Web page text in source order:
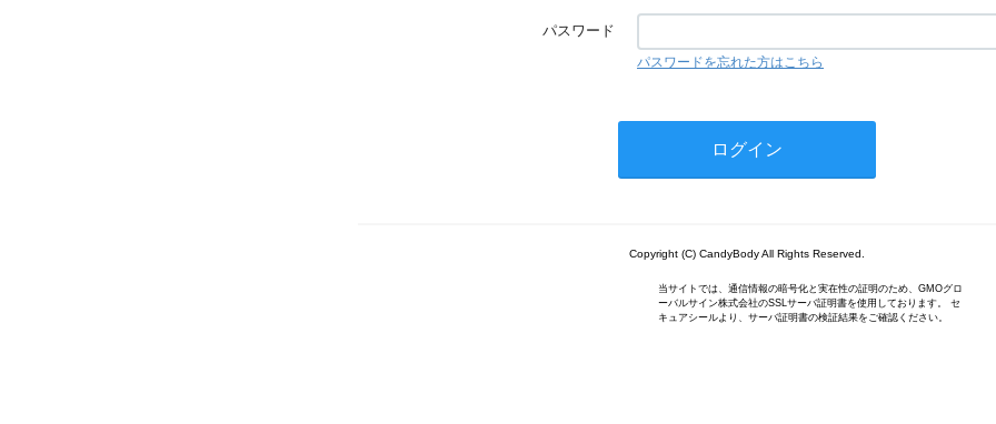
パスワード
パスワードを忘れた方はこちら
Copyright (C) CandyBody All Rights Reserved.
当サイトでは、通信情報の暗号化と実在性の証明のため、GMOグロ
ーバルサイン株式会社のSSLサーバ証明書を使用しております。 セ
キュアシールより、サーバ証明書の検証結果をご確認ください。